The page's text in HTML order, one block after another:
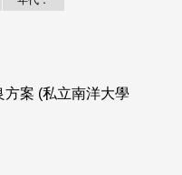
案 (私立南洋大學